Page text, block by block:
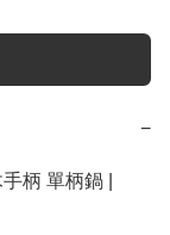
−
柄 單柄鍋 |